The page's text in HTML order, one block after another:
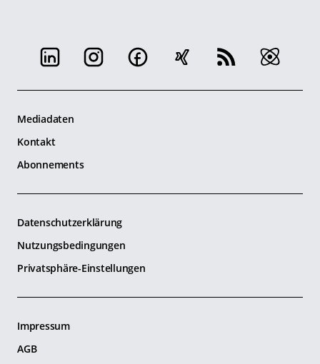
Mediadaten
Kontakt
Abonnements
Datenschutzerklärung
Nutzungsbedingungen
Privatsphäre-Einstellungen
Impressum
AGB